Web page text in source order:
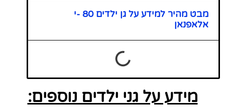
מבט מהיר למידע על גן ילדים 80 -י
אלאפנאן
מידע על גני ילדים נוספים: